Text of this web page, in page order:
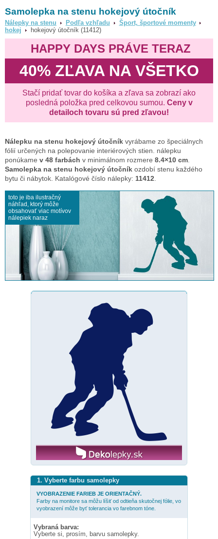
Samolepka na stenu hokejový útočník
Nálepky na stenu Podľa vzhľadu
Šport, športové momenty
hokej
hokejový útočník (11412)
HAPPY DAYS PRÁVE TERAZ
40% ZĽAVA NA VŠETKO
Stačí pridať tovar do košíka a zľava sa zobrazí ako
posledná položka pred celkovou sumou. Ceny v
detailoch tovaru sú pred zľavou!
Nálepku na stenu hokejový útočník vyrábame zo špeciálnych
fólií určených na polepovanie interiérových stien. nálepku
ponúkame v 48 farbách v minimálnom rozmere 8.4×10 cm
Samolepka na stenu hokejový útočník ozdobí stenu každého
bytu či nábytok. Katalógové číslo nálepky: 11412
toto je iba ilustračný
náhľad, ktorý môže
obsahovať viac motívov
nálepiek naraz
1. Vyberte farbu samolepky
VYOBRAZENIE FARIEB JE ORIENTAČNÝ.
Farby na monitore sa môžu líšiť od odtieňa skutočnej fólie, vo
vyobrazení môže byť tolerancia vo farebnom tóne.
Vybraná barva:
Vyberte si, prosím, barvu samolepky.